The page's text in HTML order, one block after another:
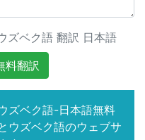
ズベク語 翻訳 日本語
料翻訳
ズベク語-日本語無料
ウズベク語のウェブサ